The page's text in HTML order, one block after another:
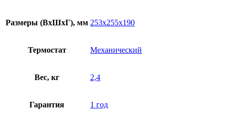
Размеры (ВхШхГ), мм 253x255x190
Термостат Механический
Вес, кг 2,4
Гарантия 1 год